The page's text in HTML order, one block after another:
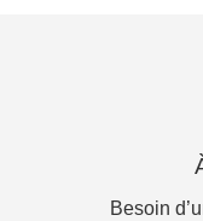
Besoin